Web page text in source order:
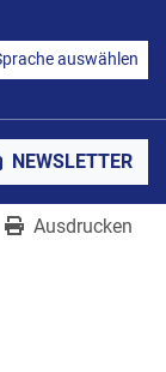
auswählen
NEWSLETTER
Ausdrucken